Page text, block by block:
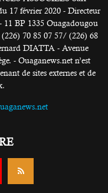
17 février 2020 - Directeur
BP 1335 Ouagadougou
70 85 07 57/ (226) 68
DIATTA - Avenue
- Ouaganews.net n’est
de sites externes et de